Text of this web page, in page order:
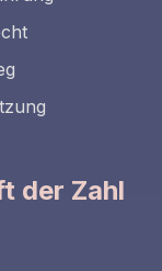
der Zahl